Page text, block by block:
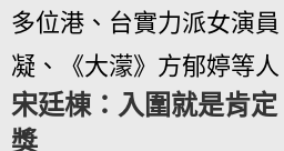
多位港、台實力派女演
凝、《大濛》方郁婷等
宋廷棟：入圍就是肯
獎